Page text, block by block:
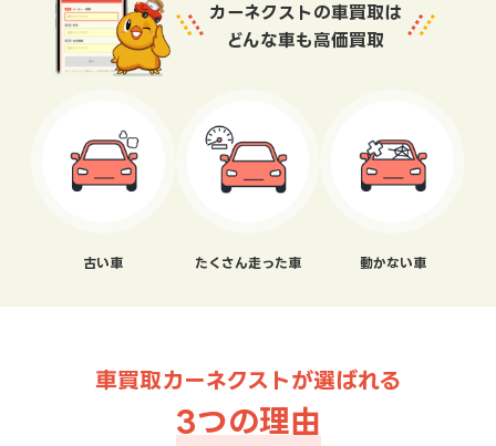
カーネクストの車買取は
どんな車も高価買取
古い車 たくさん走った車 動かない車
車買取カーネクストが選ばれる
3つの理由